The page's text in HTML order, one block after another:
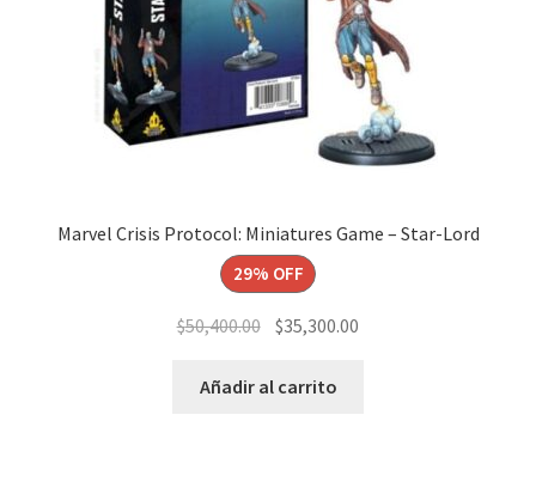
Marvel Crisis Protocol: Miniatures Game – Star-Lord
29% OFF
$50,400.00 El
original
$35,300.00
Añadir al carrito